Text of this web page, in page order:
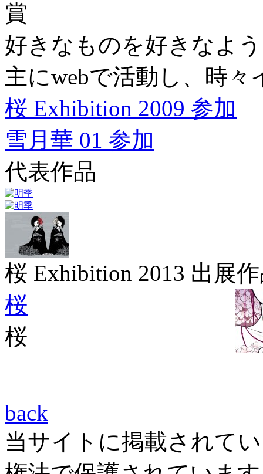
賞
好きなものを好きなよ
主にwebで活動し、時
桜 Exhibition 2009 参加
雪月華 01 参加
代表作品
桜 Exhibition 2013 出展
桜
桜
back
当サイトに掲載されて